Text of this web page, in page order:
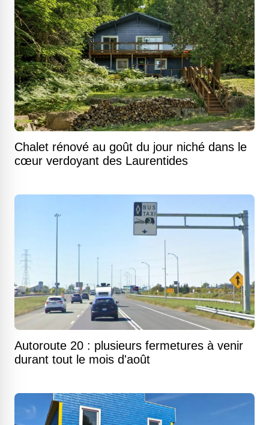
Chalet rénové au goût du jour niché dans le
cœur verdoyant des Laurentides
Autoroute 20 : plusieurs fermetures à venir
durant tout le mois d'août